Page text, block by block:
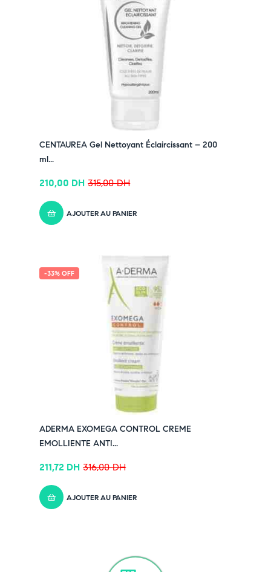
CENTAUREA Gel Nettoyant Éclaircissant – 200
ml...
315,00DH
210,00 DH
AJOUTER AU PANIER
-33% OFF
ADERMA EXOMEGA CONTROL CREME
EMOLLIENTE ANTI...
316,00DH
211,72 DH
AJOUTER AU PANIER